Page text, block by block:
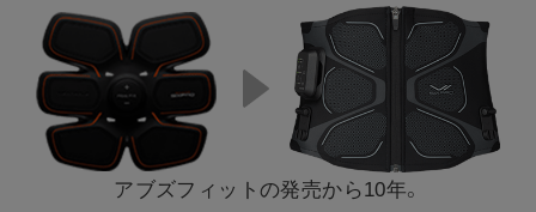
アブズフィットの発売から10年。